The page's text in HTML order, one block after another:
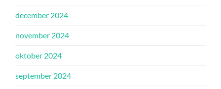
december 2024
november 2024
oktober 2024
september 2024